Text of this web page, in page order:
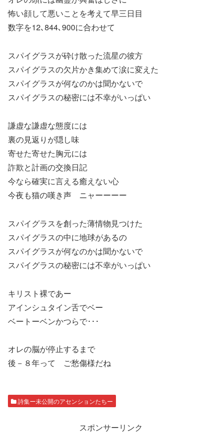
怖い顔して悪いことを考えて早三日目
数字を12､844､900に合わせて
スパイグラスが砕け散った流星の彼方
スパイグラスの欠片かき集めて涙に変えた
スパイグラスが何なのかは聞かないで
スパイグラスの秘密には不幸がいっぱい
謙虚な謙虚な態度には
裏の見返りが隠し味
寄せた寄せた胸元には
詐欺と計画の交換日記
今なら確実に言える癒えない心
今夜も猫の嘆き声 ニャーーーー
スパイグラスを創った薄情物見つけた
スパイグラスの中に地球があるの
スパイグラスが何なのかは聞かないで
スパイグラスの秘密には不幸がいっぱい
キリスト裸であー
アインシュタイン舌でベー
ベートーベンかつらで･･･
オレの脳が停止するまで
後－８年って ご愁傷様だね
詩集ー未公開のアセンションたちー
スポンサーリンク